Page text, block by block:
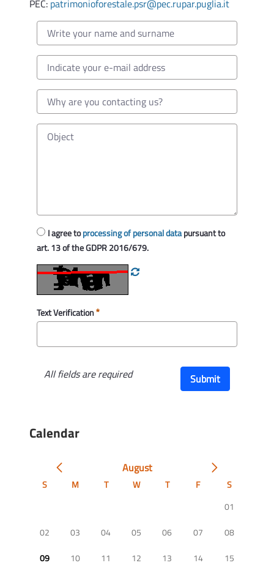
PEC: patrimonioforestale.psr@pec.rupar.puglia.it
I agree toprocessing of personal datapursuant to
art. 13 of the GDPR 2016/679.
Text Verification
All fields are required Submit
Calendar
August
S M T W T F
S
01
02
03 04 05 06 07
08
09
10 11 12 13 14
15